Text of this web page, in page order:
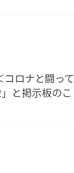
ロナと闘っ
と掲示板の